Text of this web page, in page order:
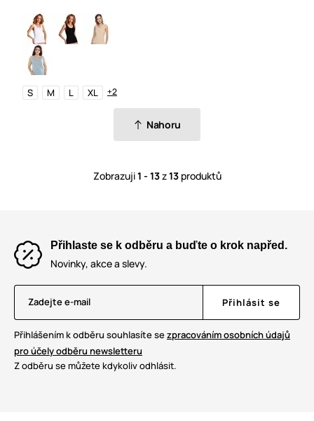
S M L XL +2
Nahoru
Zobrazuji1 - 13z13produktů
Přihlaste se k odběru a buďte o krok napřed.
Novinky, akce a slevy.
Zadejte e-mail Přihlásit se
Přihlášením k odběru souhlasíte sezpracováním osobních údajů
pro účely odběru newsletteru
Z odběru se můžete kdykoliv odhlásit.